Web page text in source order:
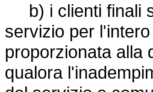
b) i clienti finali
servizio per
proporzionata alla
qualora